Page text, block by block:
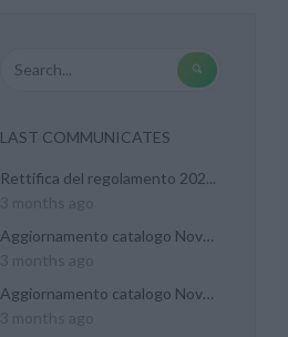
LAST COMMUNICATES
Rettifica del regolamento 202...
Aggiornamento catalogo Novel...
Aggiornamento catalogo Novel...